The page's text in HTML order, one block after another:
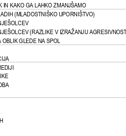
IN KAKO GA LAHKO ZMANJŠAMO
(MLADOSTNIŠKO UPORNIŠTVO)
(RAZLIKE V IZRAŽANJU
GLEDE NA SPOL